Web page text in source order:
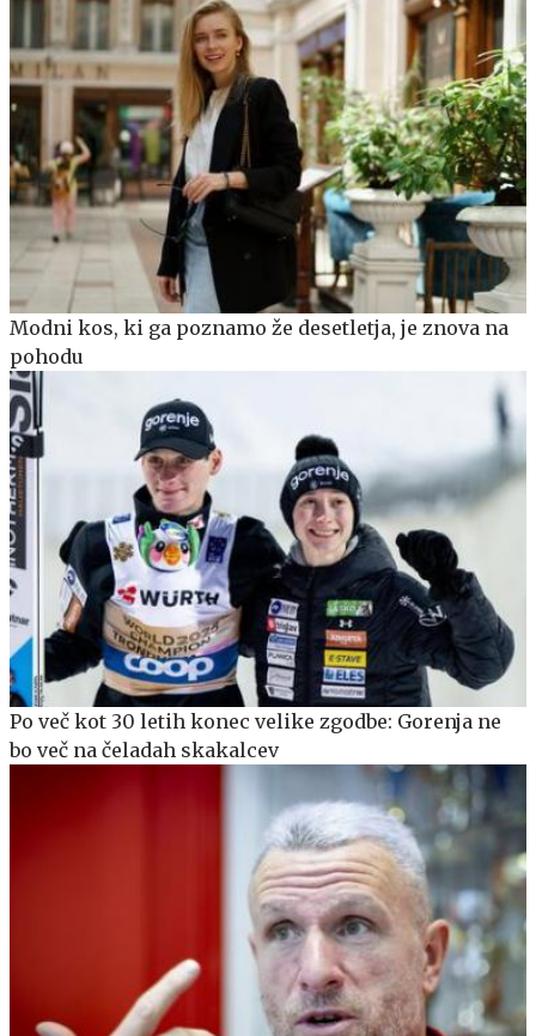
Modni kos, ki ga poznamo že desetletja, je znova na
pohodu
Po več kot 30 letih konec velike zgodbe: Gorenja ne
bo več na čeladah skakalcev